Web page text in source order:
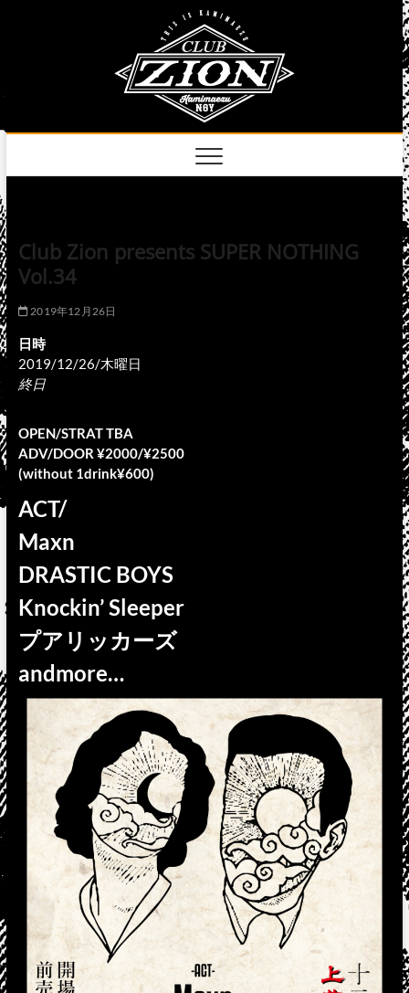
Club Zion presents SUPER NOTHING
Vol.34
2019年12月26日
日時
2019/12/26/木曜日
終日
OPEN/STRAT TBA
ADV/DOOR ¥2000/¥2500
(without 1drink¥600)
ACT/
Maxn
DRASTIC BOYS
Knockin’ Sleeper
プアリッカーズ
andmore…